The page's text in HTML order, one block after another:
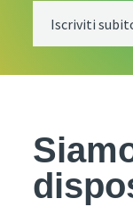
Iscriviti